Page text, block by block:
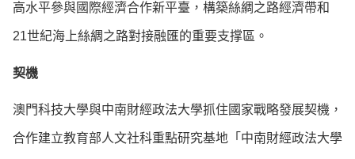
高水平參與國際經濟合作新平臺，構築絲綢之路經濟帶和
21世紀海上絲綢之路對接融匯的重要支撑區。
契機
澳門科技大學與中南財經政法大學抓住國家戰略發展契機，
合作建立教育部人文社科重點研究基地「中南財經政法大學